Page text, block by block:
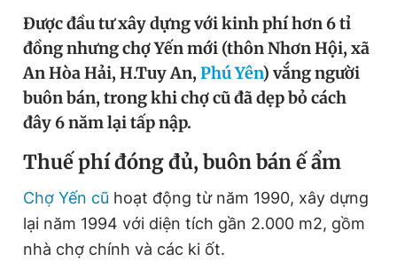
Tin thị trường Tin 360
Video Magazine
Sản phẩm khác
Tiện ích Bạn cần biết
Thông tin tòa soạn Liên hệ quảng cáo
Đăng xuất
Được đầu tư xây dựng với kinh phí hơn 6 tỉ
đồng nhưng chợ Yến mới (thôn Nhơn Hội, xã
An Hòa Hải, H.Tuy An, Phú Yên) vắng người
buôn bán, trong khi chợ cũ đã dẹp bỏ cách
đây 6 năm lại tấp nập.
Thuế phí đóng đủ, buôn bán ế ẩm
Chợ Yến cũ hoạt động từ năm 1990, xây dựng
lại năm 1994 với diện tích gần 2.000 m2, gồm
nhà chợ chính và các ki ốt.